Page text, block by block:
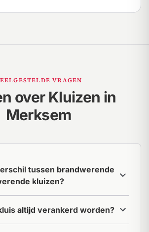
VRAGEN
over Kluizen in
Merksem
tussen brandwerende
kluizen?
expand_more
altijd verankerd worden? expand_more